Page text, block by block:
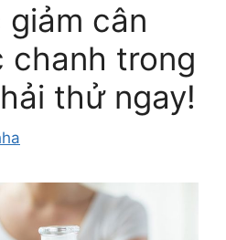
cân
chanh trong
thử ngay!